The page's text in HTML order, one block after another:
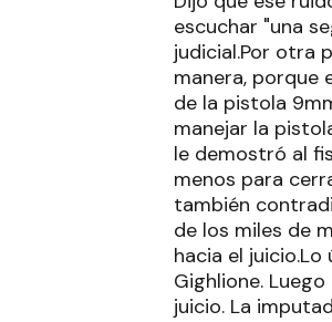
escuchar "una
judicial.Por otra
manera, porque
de la pistola
manejar la
le demostró al
menos para
también
de los miles de
hacia el
Gighlione.
juicio. La